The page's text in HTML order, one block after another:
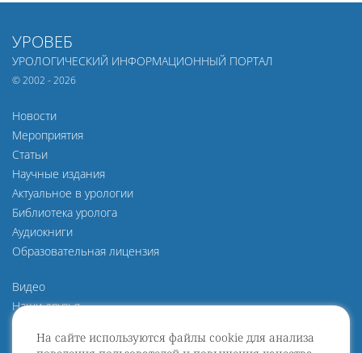
На сайте используются файлы cookie для анализа
УРОВЕБ
УРОЛОГИЧЕСКИЙ ИНФОРМАЦИОННЫЙ ПОРТАЛ
© 2002 - 2026
Новости
Мероприятия
Статьи
Научные издания
Актуальное в урологии
Библиотека уролога
Аудиокниги
Образовательная лицензия
Видео
Наши друзья
О нас
Политика конфиденциальности